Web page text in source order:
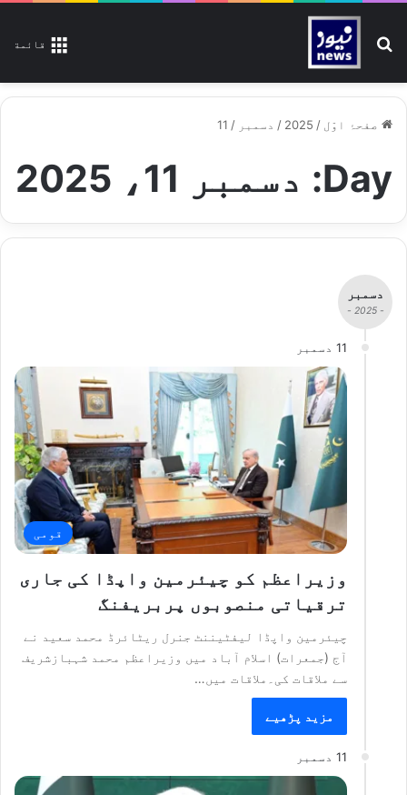
قائمة تلاش کیجیے
صفحۂ اوّل /
2025
/ دسمبر /
11
Day: دسمبر 11، 2025
دسمبر
- 2025 -
11 دسمبر
قومی
وزیراعظم کو چیئرمین واپڈا کی جاری
ترقیاتی منصوبوں پربریفنگ
چیئرمین واپڈا لیفٹیننٹ جنرل ریٹائرڈ محمد سعید نے
آج (جمعرات) اسلام آباد میں وزیراعظم محمد شہبازشریف
سے ملاقات کی۔ملاقات میں…
مزید پڑھیے
11 دسمبر